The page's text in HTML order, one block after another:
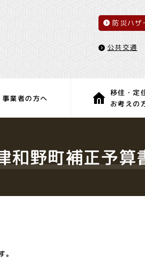
防災ハザ
公共交通
事業者の方へ
移住・定
お考えの
和野町補正予算